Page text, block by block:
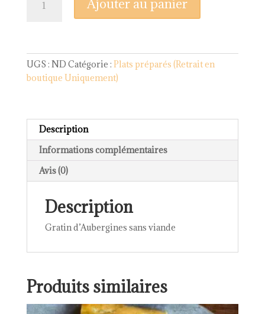
viande
Ajouter au panier
UGS : ND Catégorie : Plats préparés (Retrait en
boutique Uniquement)
Description
Informations complémentaires
Avis (0)
Description
Gratin d’Aubergines sans viande
Produits similaires